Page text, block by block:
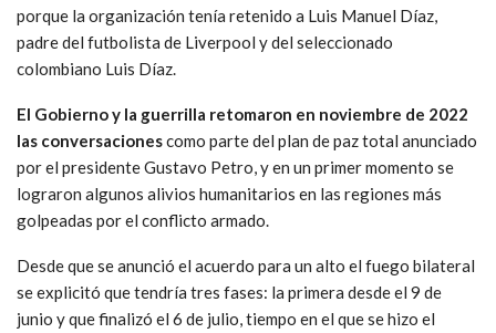
porque la organización tenía retenido a Luis Manuel Díaz,
padre del futbolista de Liverpool y del seleccionado
colombiano Luis Díaz.
El Gobierno y la guerrilla retomaron en noviembre de 2022
las conversacionescomo parte del plan de paz total anunciado
por el presidente Gustavo Petro, y en un primer momento se
lograron algunos alivios humanitarios en las regiones más
golpeadas por el conflicto armado.
Desde que se anunció el acuerdo para un alto el fuego bilateral
se explicitó que tendría tres fases: la primera desde el 9 de
junio y que finalizó el 6 de julio, tiempo en el que se hizo el